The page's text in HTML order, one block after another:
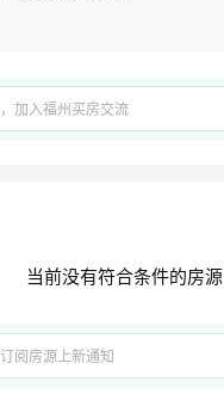
当前没有符合条件的房源